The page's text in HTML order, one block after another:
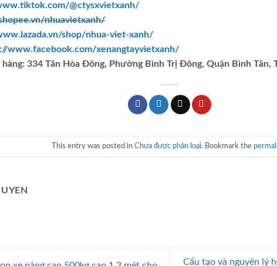
@ctysxvietxanh/
nhuavietxanh/
shop/nhua-viet-xanh/
www.facebook.com/xenangtayvietxanh/
334 Tân Hòa Đông, Phường Bình Trị Đông, Quận Bình Tân,
This entry was posted in Chưa được phân loại. Bookmark the
Cấu tạo và nguyên lý